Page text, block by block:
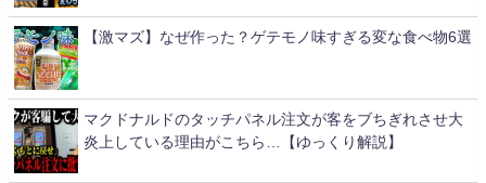
【激マズ】なぜ作った？ゲテモノ味すぎる変な食べ物6選
マクドナルドのタッチパネル注文が客をブちぎれさせ大
炎上している理由がこちら…【ゆっくり解説】